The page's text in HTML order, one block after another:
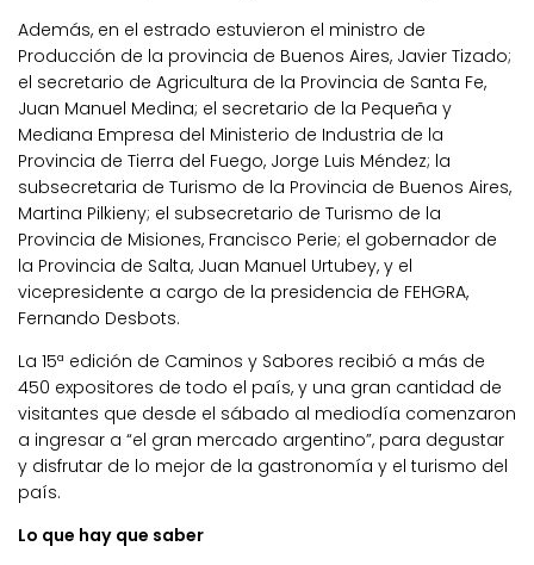
Además, en el estrado estuvieron el ministro de
Producción de la provincia de Buenos Aires, Javier Tizado;
el secretario de Agricultura de la Provincia de Santa Fe,
Juan Manuel Medina; el secretario de la Pequeña y
Mediana Empresa del Ministerio de Industria de la
Provincia de Tierra del Fuego, Jorge Luis Méndez; la
subsecretaria de Turismo de la Provincia de Buenos Aires,
Martina Pilkieny; el subsecretario de Turismo de la
Provincia de Misiones, Francisco Perie; el gobernador de
la Provincia de Salta, Juan Manuel Urtubey, y el
vicepresidente a cargo de la presidencia de FEHGRA,
Fernando Desbots.
La 15ª edición de Caminos y Sabores recibió a más de
450 expositores de todo el país, y una gran cantidad de
visitantes que desde el sábado al mediodía comenzaron
a ingresar a “el gran mercado argentino”, para degustar
y disfrutar de lo mejor de la gastronomía y el turismo del
país.
Lo que hay que saber